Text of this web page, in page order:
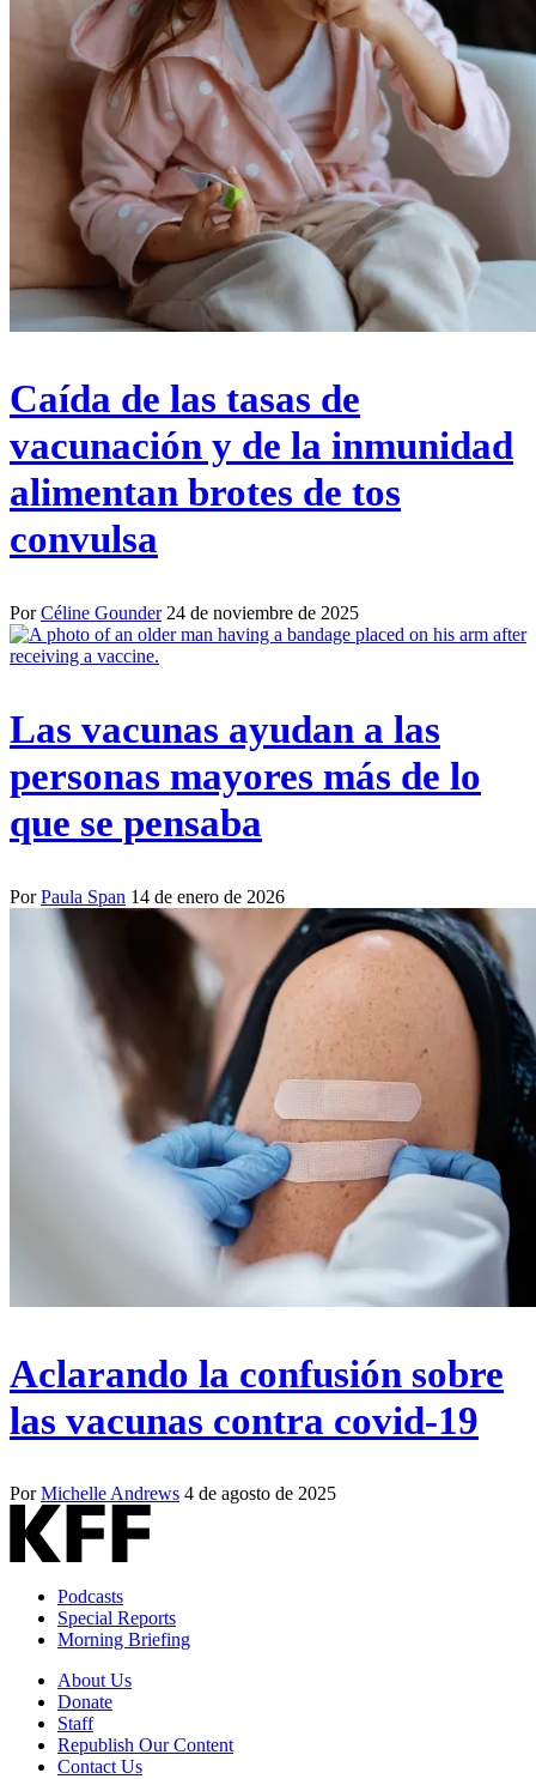
Caída de las tasas de
vacunación y de la inmunidad
alimentan brotes de tos
convulsa
PorCéline Gounder 24 de noviembre de 2025
Las vacunas ayudan a las
personas mayores más de lo
que se pensaba
PorPaula Span 14 de enero de 2026
Aclarando la confusión sobre
las vacunas contra covid-19
PorMichelle Andrews 4 de agosto de 2025
Podcasts
Special Reports
Morning Briefing
About Us
Donate
Staff
Republish Our Content
Contact Us